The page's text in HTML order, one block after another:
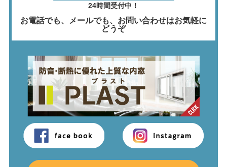
24時間受付中！
お電話でも、メールでも、 お問い合わせはお気軽に
どうぞ